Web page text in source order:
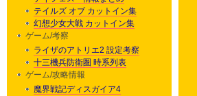
テイルズ オブ カットイン集
幻想少女大戦 カットイン集
ゲーム/考察
ライザのアトリエ2 設定考察
十三機兵防衛圏 時系列表
ゲーム/攻略情報
魔界戦記ディスガイア4